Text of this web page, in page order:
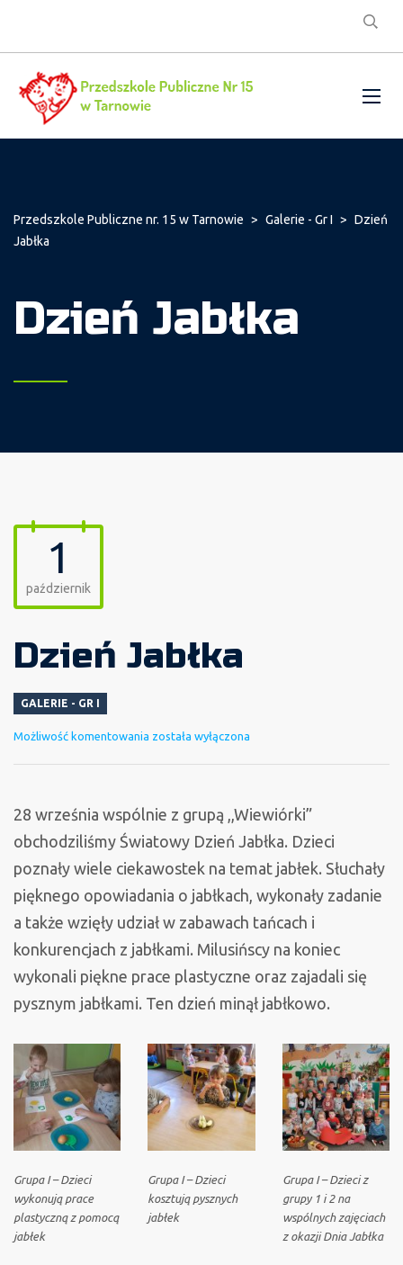
Przedszkole Publiczne nr. 15 w Tarnowie > Galerie - Gr I > Dzień
Jabłka
Dzień Jabłka
1
październik
Dzień Jabłka
GALERIE - GR I
Możliwość komentowania Dzień
została wyłączona
28 września wspólnie z grupą ,,Wiewiórki”
obchodziliśmy Światowy Dzień Jabłka. Dzieci
poznały wiele ciekawostek na temat jabłek. Słuchały
pięknego opowiadania o jabłkach, wykonały zadanie
a także wzięły udział w zabawach tańcach i
konkurencjach z jabłkami. Milusińscy na koniec
wykonali piękne prace plastyczne oraz zajadali się
pysznym jabłkami. Ten dzień minął jabłkowo.
Grupa I – Dzieci
wykonują prace
plastyczną z pomocą
jabłek
Grupa I – Dzieci
kosztują pysznych
jabłek
Grupa I – Dzieci z
grupy 1 i 2 na
wspólnych zajęciach
z okazji Dnia Jabłka